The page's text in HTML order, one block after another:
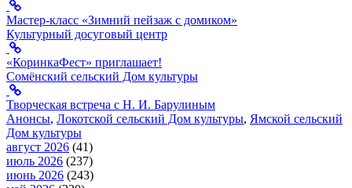
Мастер-класс «Зимний пейзаж с домиком»
Культурный досуговый центр
«КоринкаФест» приглашает!
Сомёнский сельский Дом культуры
Творческая встреча с Н. И. Барулиным
Анонсы, Локотской сельский Дом культуры, Ямской сельский
Дом культуры
август 2026 (41)
июль 2026 (237)
июнь 2026 (243)